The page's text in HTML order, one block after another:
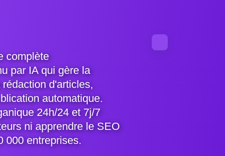
complète
par IA qui gère la
d'articles,
automatique.
24h/24 et 7j/7
ni apprendre le SEO
000 entreprises.